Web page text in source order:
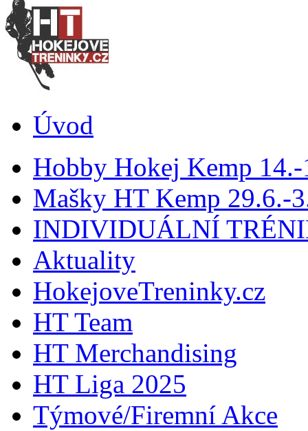
Úvod
Hobby Hokej Kemp
Mašky HT Kemp 29.6.-
INDIVIDUÁLNÍ
Aktuality
HokejoveTreninky.cz
HT Team
HT Merchandising
HT Liga 2025
Týmové/Firemní Akce